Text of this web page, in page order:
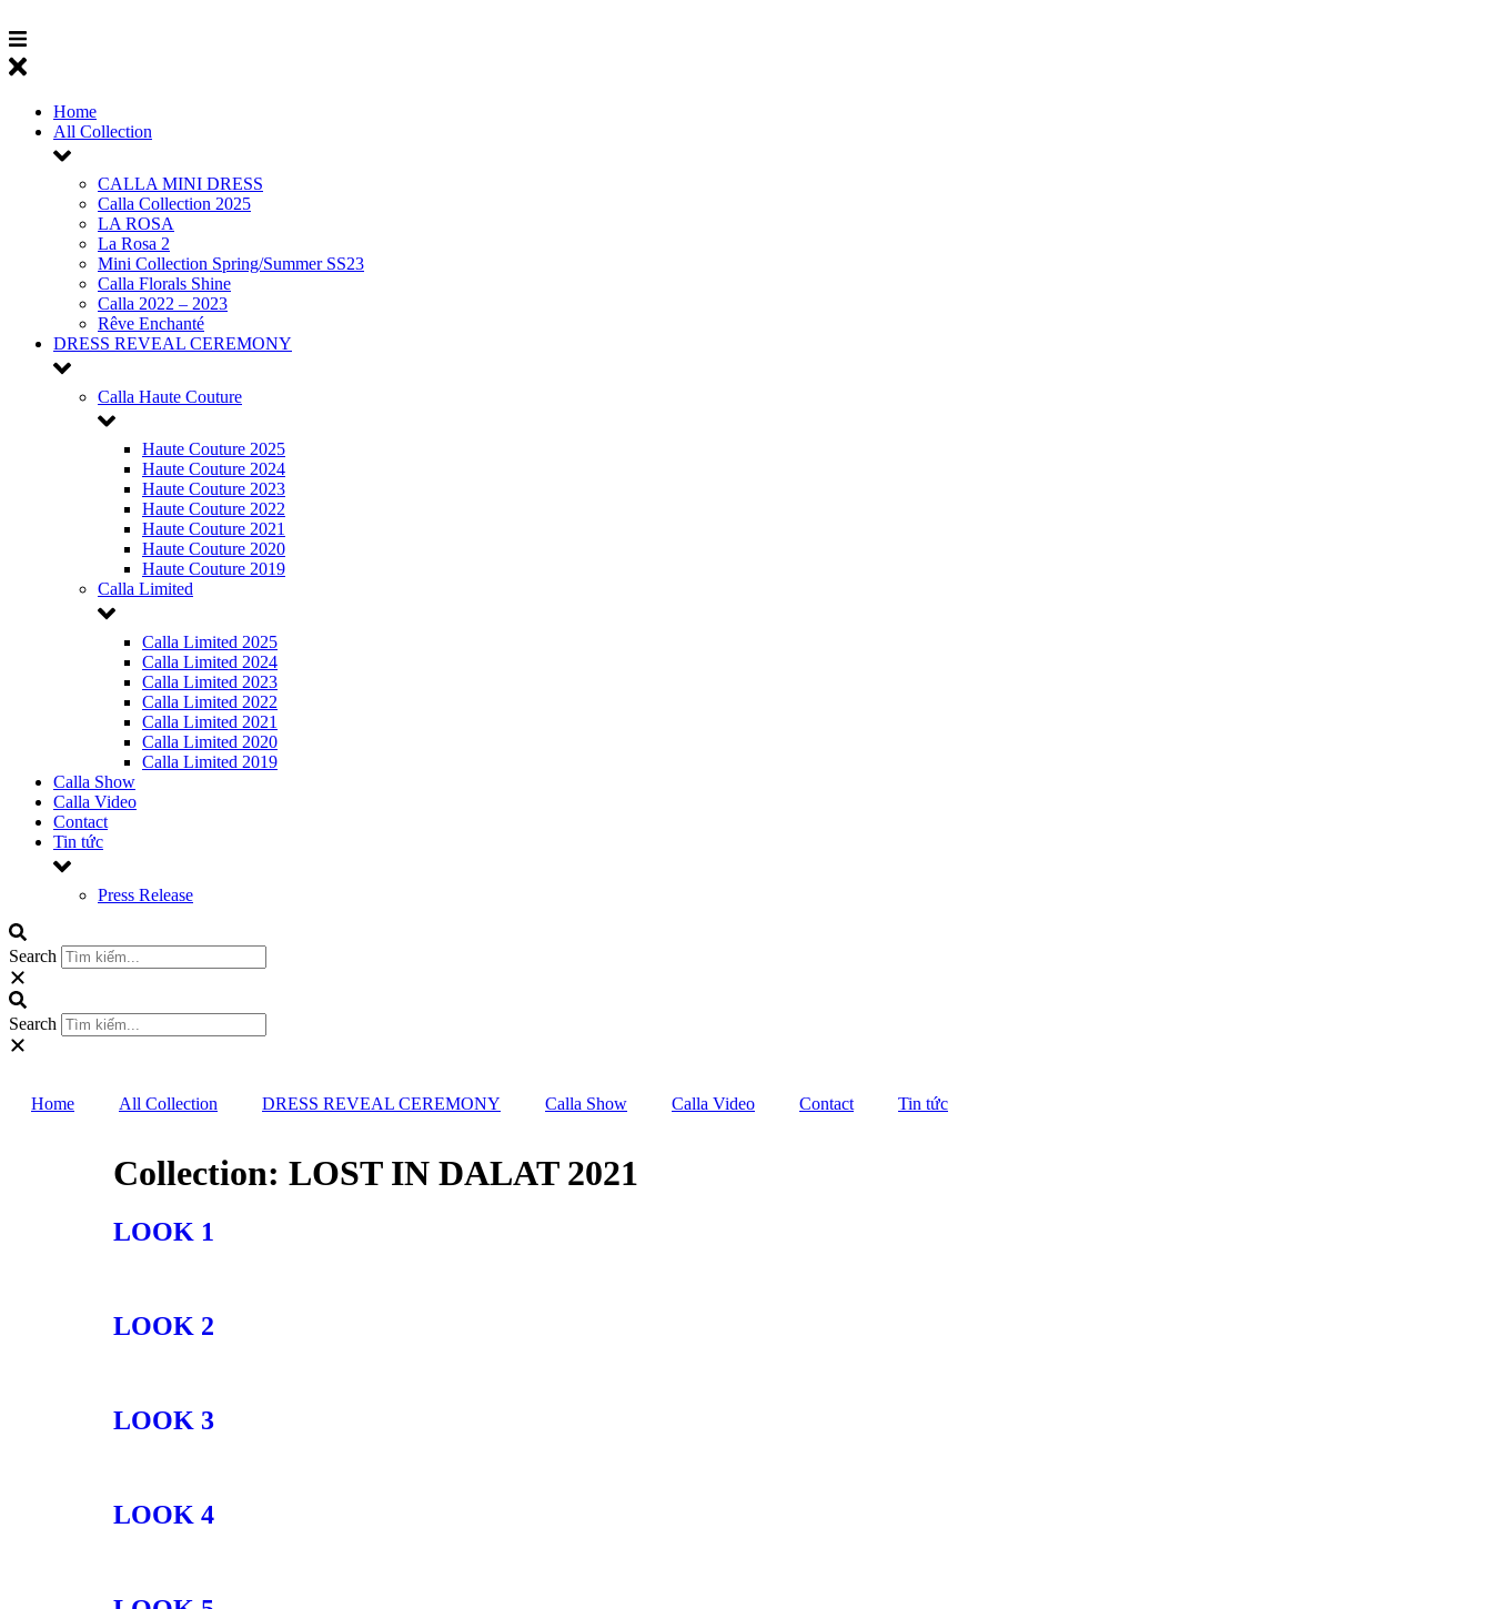
đến
nội
dung
Home
All Collection
CALLA MINI DRESS
Calla Collection 2025
LA ROSA
La Rosa 2
Mini Collection Spring/Summer SS23
Calla Florals Shine
Calla 2022 – 2023
Rêve Enchanté
DRESS REVEAL CEREMONY
Calla Haute Couture
Haute Couture 2025
Haute Couture 2024
Haute Couture 2023
Haute Couture 2022
Haute Couture 2021
Haute Couture 2020
Haute Couture 2019
Calla Limited
Calla Limited 2025
Calla Limited 2024
Calla Limited 2023
Calla Limited 2022
Calla Limited 2021
Calla Limited 2020
Calla Limited 2019
Calla Show
Calla Video
Contact
Tin tức
Press Release
Search
Search
Home All Collection DRESS REVEAL CEREMONY Calla Show Calla Video Contact Tin tức
Collection: LOST IN DALAT 2021
LOOK 1
LOOK 2
LOOK 3
LOOK 4